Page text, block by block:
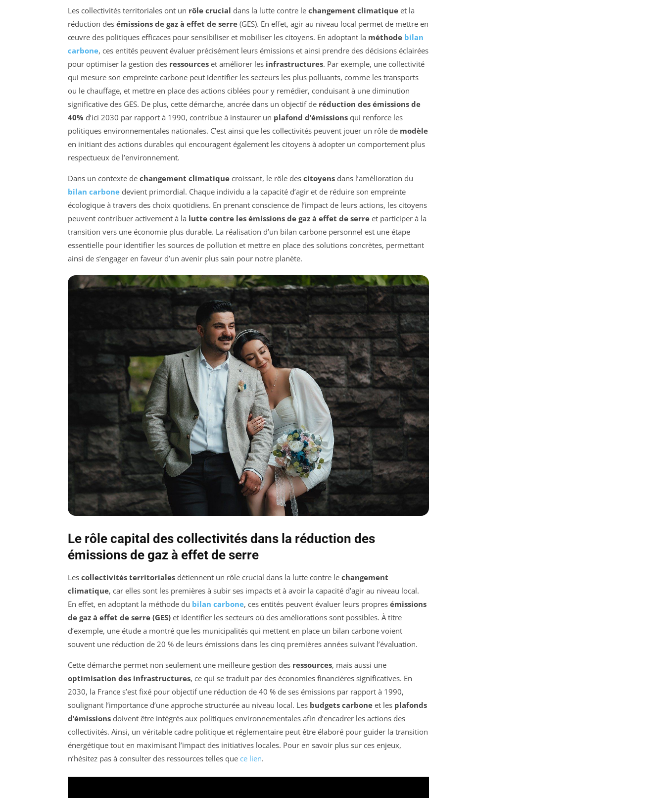
Les collectivités territoriales ont un rôle crucial dans la lutte contre le changement climatique et la
réduction des émissions de gaz à effet de serre (GES). En effet, agir au niveau local permet de mettre en
œuvre des politiques efficaces pour sensibiliser et mobiliser les citoyens. En adoptant la méthode bilan
carbone, ces entités peuvent évaluer précisément leurs émissions et ainsi prendre des décisions éclairées
pour optimiser la gestion des ressources et améliorer les infrastructures. Par exemple, une collectivité
qui mesure son empreinte carbone peut identifier les secteurs les plus polluants, comme les transports
ou le chauffage, et mettre en place des actions ciblées pour y remédier, conduisant à une diminution
significative des GES. De plus, cette démarche, ancrée dans un objectif de réduction des émissions de
40% d’ici 2030 par rapport à 1990, contribue à instaurer un plafond d’émissions qui renforce les
politiques environnementales nationales. C’est ainsi que les collectivités peuvent jouer un rôle de modèle
en initiant des actions durables qui encouragent également les citoyens à adopter un comportement plus
respectueux de l’environnement.
Dans un contexte de changement climatique croissant, le rôle des citoyens dans l’amélioration du
bilan carbone devient primordial. Chaque individu a la capacité d’agir et de réduire son empreinte
écologique à travers des choix quotidiens. En prenant conscience de l’impact de leurs actions, les citoyens
peuvent contribuer activement à la lutte contre les émissions de gaz à effet de serre et participer à la
transition vers une économie plus durable. La réalisation d’un bilan carbone personnel est une étape
essentielle pour identifier les sources de pollution et mettre en place des solutions concrètes, permettant
ainsi de s’engager en faveur d’un avenir plus sain pour notre planète.
Le rôle capital des collectivités dans la réduction des
émissions de gaz à effet de serre
Les collectivités territoriales détiennent un rôle crucial dans la lutte contre le changement
climatique, car elles sont les premières à subir ses impacts et à avoir la capacité d’agir au niveau local.
En effet, en adoptant la méthode du bilan carbone, ces entités peuvent évaluer leurs propres émissions
de gaz à effet de serre (GES) et identifier les secteurs où des améliorations sont possibles. À titre
d’exemple, une étude a montré que les municipalités qui mettent en place un bilan carbone voient
souvent une réduction de 20 % de leurs émissions dans les cinq premières années suivant l’évaluation.
Cette démarche permet non seulement une meilleure gestion des ressources, mais aussi une
optimisation des infrastructures, ce qui se traduit par des économies financières significatives. En
2030, la France s’est fixé pour objectif une réduction de 40 % de ses émissions par rapport à 1990,
soulignant l’importance d’une approche structurée au niveau local. Les budgets carbone et les plafonds
d’émissions doivent être intégrés aux politiques environnementales afin d’encadrer les actions des
collectivités. Ainsi, un véritable cadre politique et réglementaire peut être élaboré pour guider la transition
énergétique tout en maximisant l’impact des initiatives locales. Pour en savoir plus sur ces enjeux,
n’hésitez pas à consulter des ressources telles que ce lien.